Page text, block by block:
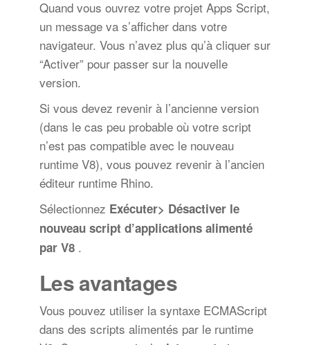
Quand vous ouvrez votre projet Apps Script,
un message va s’afficher dans votre
navigateur. Vous n’avez plus qu’à cliquer sur
“Activer” pour passer sur la nouvelle
version.
Si vous devez revenir à l’ancienne version
(dans le cas peu probable où votre script
n’est pas compatible avec le nouveau
runtime V8), vous pouvez revenir à l’ancien
éditeur runtime Rhino.
Sélectionnez Exécuter> Désactiver le
nouveau script d’applications alimenté
par V8.
Les avantages
Vous pouvez utiliser la syntaxe ECMAScript
dans des scripts alimentés par le runtime